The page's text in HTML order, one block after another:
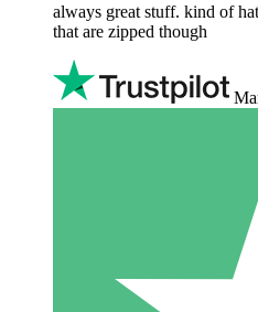
always great stuff. kind of
that are zipped though